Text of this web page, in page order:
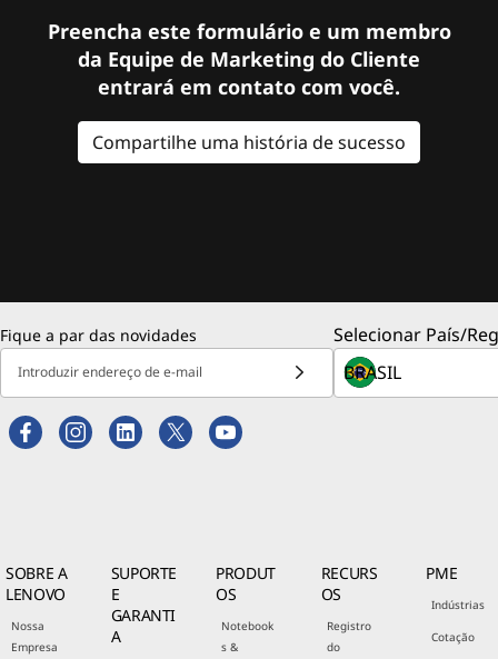
Preencha este formulário e um membro
da Equipe de Marketing do Cliente
entrará em contato com você.
Compartilhe uma história de sucesso
Fique a par das novidades
Introduzir endereço de e-mail
Selecionar País/
SOBRE A
LENOVO
Nossa
Empresa
SUPORTE
E
GARANTI
A
PRODUT
OS
Notebook
s &
RECURS
OS
Registro
do
PME
Indústrias
Cotação